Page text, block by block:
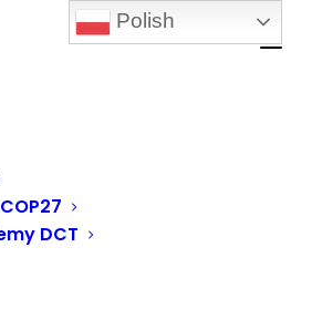
DCT
raport
Polish